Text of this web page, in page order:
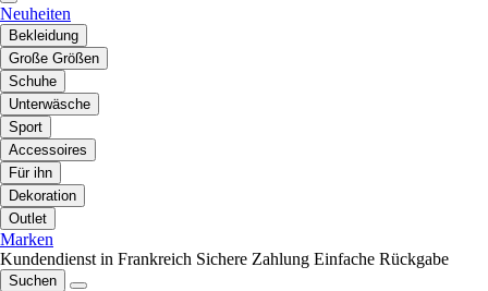
Neuheiten
Bekleidung
Große Größen
Schuhe
Unterwäsche
Sport
Accessoires
Für ihn
Dekoration
Outlet
Marken
Kundendienst in Frankreich Sichere Zahlung Einfache Rückgabe
Suchen